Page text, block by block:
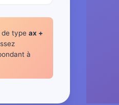
de type ax +
à